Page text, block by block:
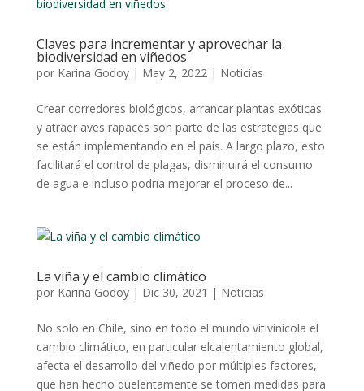
Claves para incrementar y aprovechar la
biodiversidad en viñedos
por Karina Godoy| May 2, 2022| Noticias
Crear corredores biológicos, arrancar plantas exóticas
y atraer aves rapaces son parte de las estrategias que
se están implementando en el país. A largo plazo, esto
facilitará el control de plagas, disminuirá el consumo
de agua e incluso podría mejorar el proceso de...
La viña y el cambio climático
por Karina Godoy| Dic 30, 2021 | Noticias
No solo en Chile, sino en todo el mundo vitivinícola el
cambio climático, en particular elcalentamiento global,
afecta el desarrollo del viñedo por múltiples factores,
que han hecho quelentamente se tomen medidas para